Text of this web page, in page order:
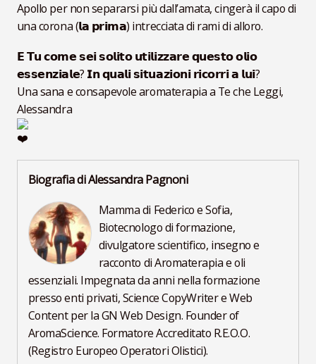
Apollo per non separarsi più dall’amata, cingerà il capo di
una corona (𝗹𝗮 𝗽𝗿𝗶𝗺𝗮) intrecciata di rami di alloro.
𝗘 𝗧𝘂 𝗰𝗼𝗺𝗲 𝘀𝗲𝗶 𝘀𝗼𝗹𝗶𝘁𝗼 𝘂𝘁𝗶𝗹𝗶𝘇𝘇𝗮𝗿𝗲 𝗾𝘂𝗲𝘀𝘁𝗼 𝗼𝗹𝗶𝗼
𝗲𝘀𝘀𝗲𝗻𝘇𝗶𝗮𝗹𝗲? 𝗜𝗻 𝗾𝘂𝗮𝗹𝗶 𝘀𝗶𝘁𝘂𝗮𝘇𝗶𝗼𝗻𝗶 𝗿𝗶𝗰𝗼𝗿𝗿𝗶 𝗮 𝗹𝘂𝗶?
Una sana e consapevole aromaterapia a Te che Leggi,
Alessandra
Biografia di Alessandra Pagnoni
Mamma di Federico e Sofia,
Biotecnologo di formazione,
divulgatore scientifico, insegno e
racconto di Aromaterapia e oli
essenziali. Impegnata da anni nella formazione
presso enti privati, Science CopyWriter e Web
Content per la GN Web Design. Founder of
AromaScience. Formatore Accreditato R.E.O.O.
(Registro Europeo Operatori Olistici).